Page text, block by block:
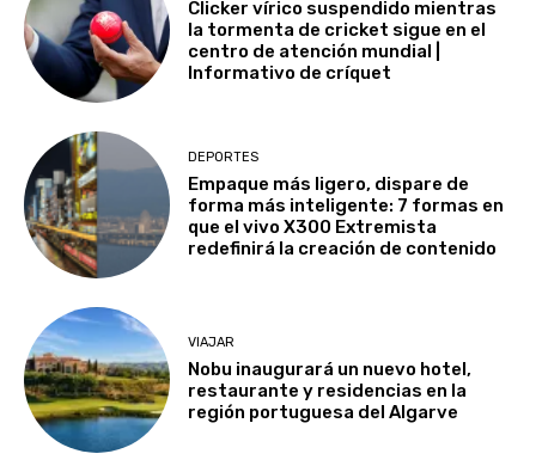
Clicker vírico suspendido mientras
la tormenta de cricket sigue en el
centro de atención mundial |
Informativo de críquet
DEPORTES
Empaque más ligero, dispare de
forma más inteligente: 7 formas en
que el vivo X300 Extremista
redefinirá la creación de contenido
VIAJAR
Nobu inaugurará un nuevo hotel,
restaurante y residencias en la
región portuguesa del Algarve